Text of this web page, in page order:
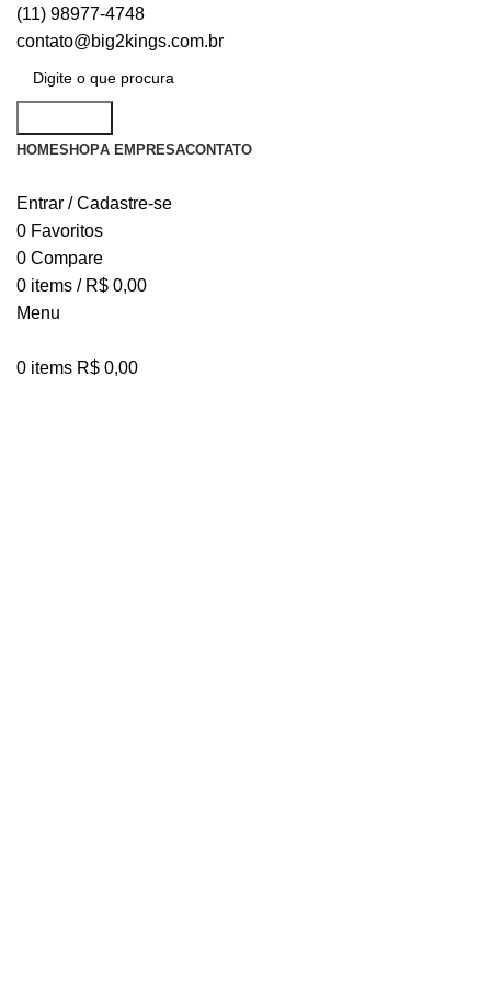
(11) 98977-4748
contato@big2kings.com.br
HOMESHOPA EMPRESACONTATO
Entrar / Cadastre-se
0 Favoritos
0 Compare
0 items / R$ 0,00
Menu
0 items R$ 0,00